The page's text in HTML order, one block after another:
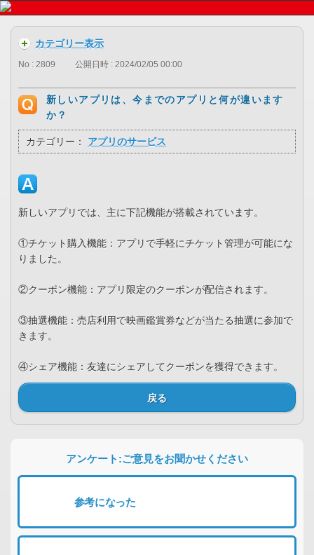
カテゴリー表示
No : 2809 公開日時 : 2024/02/05 00:00
新しいアプリは、今までのアプリと何が違います
か？
カテゴリー： アプリのサービス
新しいアプリでは、主に下記機能が搭載されています。
①チケット購入機能：アプリで手軽にチケット管理が可能にな
りました。
②クーポン機能：アプリ限定のクーポンが配信されます。
③抽選機能：売店利用で映画鑑賞券などが当たる抽選に参加で
きます。
④シェア機能：友達にシェアしてクーポンを獲得できます。
戻る
アンケート:ご意見をお聞かせください
参考になった